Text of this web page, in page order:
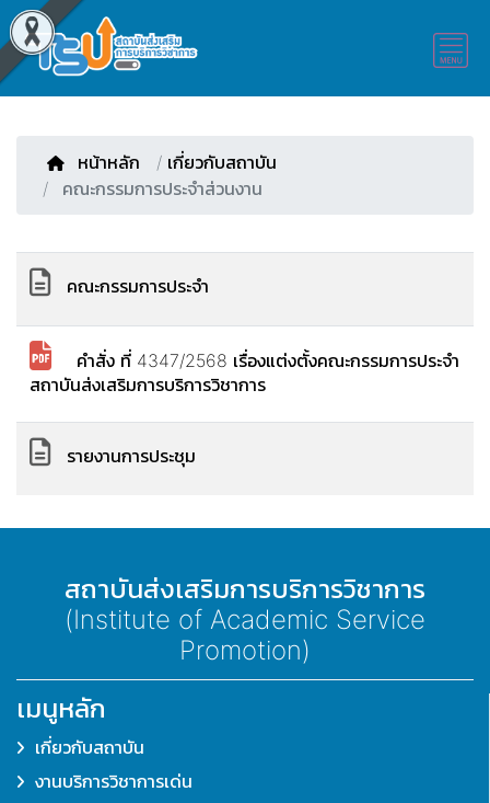
หน้าหลัก / เกี่ยวกับสถาบัน
คณะกรรมการประจำส่วนงาน
คณะกรรมการประจำ
คำสั่ง ที่ 4347/2568 เรื่องแต่งตั้งคณะกรรมการประจำ
สถาบันส่งเสริมการบริการวิชาการ
รายงานการประชุม
สถาบันส่งเสริมการบริการวิชาการ
(Institute of Academic Service
Promotion)
เมนูหลัก
เกี่ยวกับสถาบัน
งานบริการวิชาการเด่น